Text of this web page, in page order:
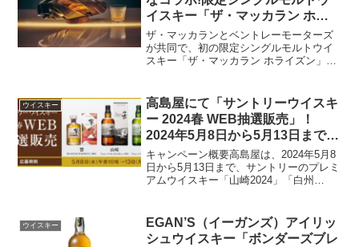
イスキー「ザ・マッカラン ホラ
イズン」発売中！
ザ・マッカランとベントレーモーターズ
が共同で、初の限定シングルモルトウイ
スキー「ザ・マッカラン ホライズン」を
上げた製品であり、未来を見据えた素材
とデザインによって、新...
ウイスキー
高島屋にて「サントリーウイスキ
ー 2024春 WEB抽選販売」！
2024年5月8日から5月13日まで申
し込み受付中
キャンペーン概要高島屋は、2024年5月8
日から5月13日まで、サントリーのプレミ
アムウイスキー「山崎2024」「白州
店、新宿店など全国の16の高島屋店舗で
対...
ウイスキー
EGAN’S（イーガンズ）アイリッ
シュウイスキー「ボンダーズブレ